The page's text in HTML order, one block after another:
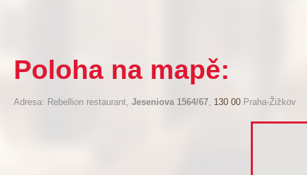
Poloha na mapě:
Adresa: Rebellion restaurant, Jeseniova 1564/67, 130 00 Praha-Žižkov